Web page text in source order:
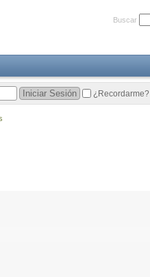
Buscar
¿Recordarme?